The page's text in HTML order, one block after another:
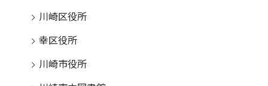
川崎区役所
幸区役所
川崎市役所